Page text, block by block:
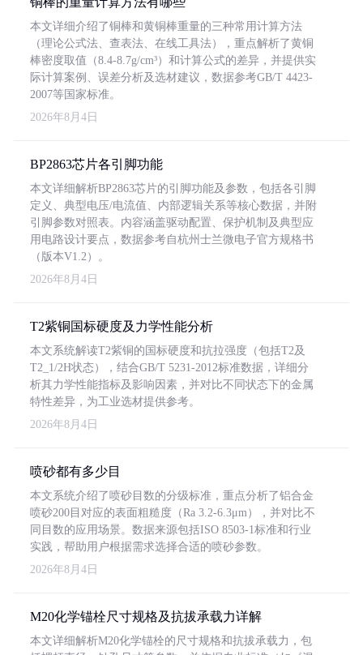
本文详细介绍了铜棒和黄铜棒重量的三种常用计算方法
（理论公式法、查表法、在线工具法），重点解析了黄铜
棒密度取值（8.4-8.7g/cm³）和计算公式的差异，并提供实
际计算案例、误差分析及选材建议，数据参考GB/T 4423-
2007等国家标准。
2026年8月4日
BP2863芯片各引脚功能
本文详细解析BP2863芯片的引脚功能及参数，包括各引脚
定义、典型电压/电流值、内部逻辑关系等核心数据，并附
引脚参数对照表。内容涵盖驱动配置、保护机制及典型应
用电路设计要点，数据参考自杭州士兰微电子官方规格书
（版本V1.2）。
2026年8月4日
T2紫铜国标硬度及力学性能分析
本文系统解读T2紫铜的国标硬度和抗拉强度（包括T2及
T2_1/2H状态），结合GB/T 5231-2012标准数据，详细分
析其力学性能指标及影响因素，并对比不同状态下的金属
特性差异，为工业选材提供参考。
2026年8月4日
喷砂都有多少目
本文系统介绍了喷砂目数的分级标准，重点分析了铝合金
喷砂200目对应的表面粗糙度（Ra 3.2-6.3μm），并对比不
同目数的应用场景。数据来源包括ISO 8503-1标准和行业
实践，帮助用户根据需求选择合适的喷砂参数。
2026年8月4日
M20化学锚栓尺寸规格及抗拔承载力详解
本文详细解析M20化学锚栓的尺寸规格和抗拔承载力，包